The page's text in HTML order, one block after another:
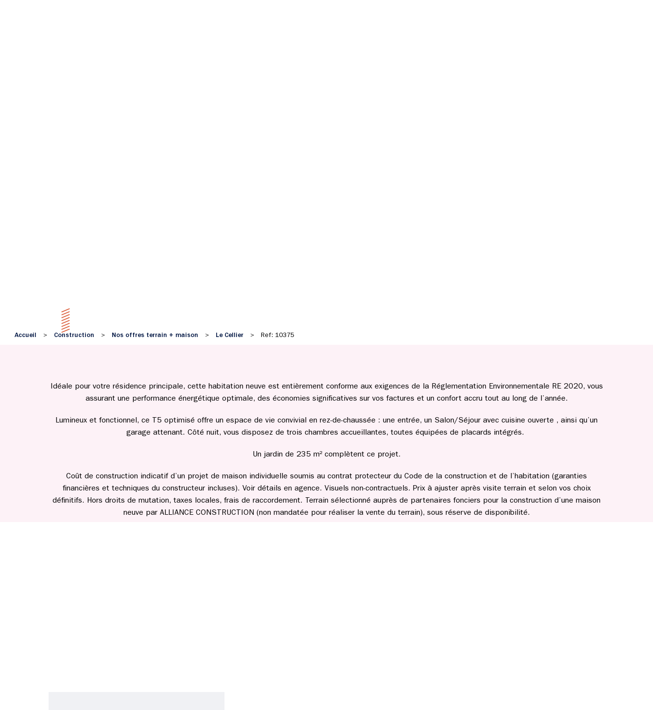
Accueil > Construction > Nos offres terrain + maison > Le Cellier > Ref: 10375
Idéale pour votre résidence principale, cette habitation neuve est entièrement conforme aux exigences de la Réglementation Environnementale RE 2020, vous
assurant une performance énergétique optimale, des économies significatives sur vos factures et un confort accru tout au long de l’année.
Lumineux et fonctionnel, ce T5 optimisé offre un espace de vie convivial en rez-de-chaussée : une entrée, un Salon/Séjour avec cuisine ouverte , ainsi qu’un
garage attenant. Côté nuit, vous disposez de trois chambres accueillantes, toutes équipées de placards intégrés.
Un jardin de 235 m² complètent ce projet.
Coût de construction indicatif d’un projet de maison individuelle soumis au contrat protecteur du Code de la construction et de l’habitation (garanties
financières et techniques du constructeur incluses). Voir détails en agence. Visuels non-contractuels. Prix à ajuster après visite terrain et selon vos choix
définitifs. Hors droits de mutation, taxes locales, frais de raccordement. Terrain sélectionné auprès de partenaires fonciers pour la construction d’une maison
neuve par ALLIANCE CONSTRUCTION (non mandatée pour réaliser la vente du terrain), sous réserve de disponibilité.